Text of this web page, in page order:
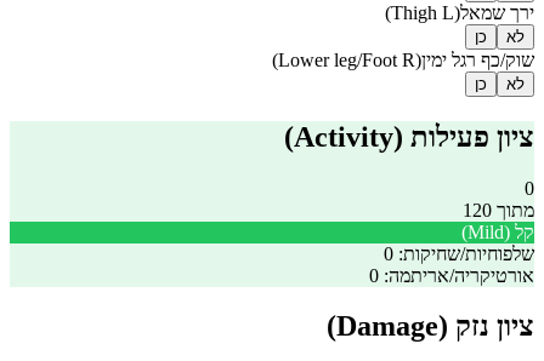
ירך שמאל(
Thigh L
)
לא כן
שוק/כף רגל ימין(
Lower leg/Foot R
)
לא כן
ציון פעילות (Activity)
0
מתוך 120
קל (
Mild
)
שלפוחיות/שחיקות: 0
אורטיקריה/אריתמה: 0
ציון נזק (Damage)